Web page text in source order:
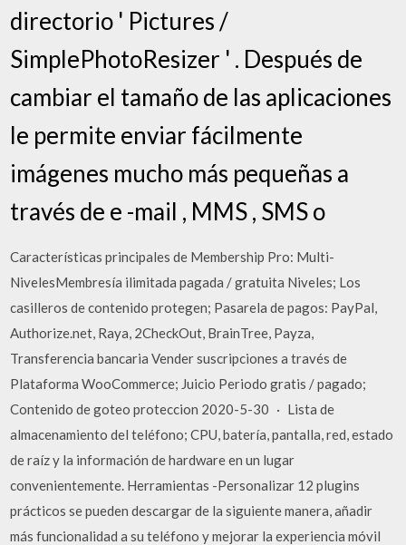
directorio ' Pictures /
SimplePhotoResizer ' . Después de
cambiar el tamaño de las aplicaciones
le permite enviar fácilmente
imágenes mucho más pequeñas a
través de e -mail , MMS , SMS o
Características principales de Membership Pro: Multi-
NivelesMembresía ilimitada pagada / gratuita Niveles; Los
casilleros de contenido protegen; Pasarela de pagos: PayPal,
Authorize.net, Raya, 2CheckOut, BrainTree, Payza,
Transferencia bancaria Vender suscripciones a través de
Plataforma WooCommerce; Juicio Periodo gratis / pagado;
Contenido de goteo proteccion 2020-5-30 · Lista de
almacenamiento del teléfono; CPU, batería, pantalla, red, estado
de raíz y la información de hardware en un lugar
convenientemente. Herramientas -Personalizar 12 plugins
prácticos se pueden descargar de la siguiente manera, añadir
más funcionalidad a su teléfono y mejorar la experiencia móvil